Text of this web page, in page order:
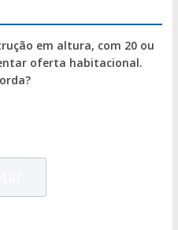
em altura, com 20 ou
oferta habitacional.